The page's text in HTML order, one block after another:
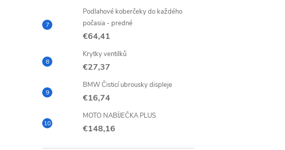
Podlahové koberčeky do každého
počasia - predné
€64,41
Krytky ventilků
€27,37
BMW Čisticí ubrousky displeje
€16,74
MOTO NABÍJEČKA PLUS
€148,16